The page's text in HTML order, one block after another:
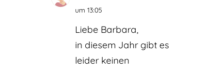
um 13:05
Liebe Barbara,
in diesem Jahr gibt es
leider keinen